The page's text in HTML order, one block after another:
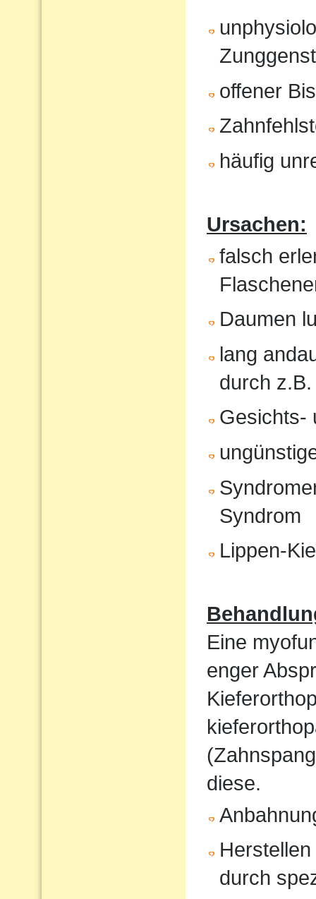
offener
häufig
Ursachen:
falsch
Daumen
lang
durch
Gesichts-
Syndrom
Lippen-
Eine
enger
diese.
durch